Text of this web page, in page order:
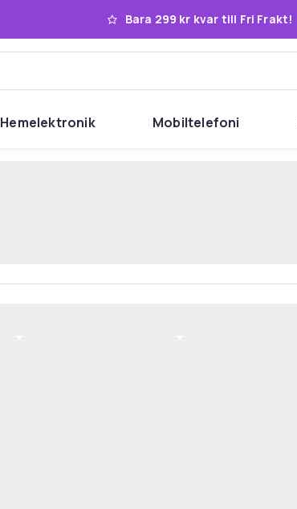
Bara 299 kr kvar till Fri Frakt!
Hemelektronik Mobiltelefoni